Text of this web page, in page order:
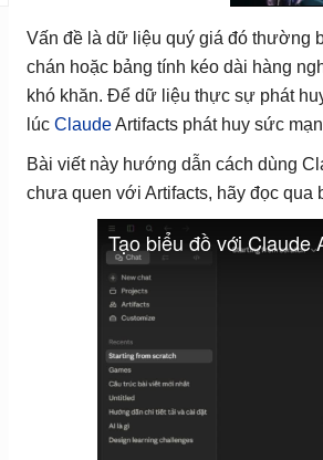
Vấn đề là dữ liệu quý giá đó thường
chán hoặc bảng tính kéo dài hàng
khó khăn. Để dữ liệu thực sự phát
lúc ClaudeArtifacts phát huy sức
Bài viết này hướng dẫn cách dùng
chưa quen với Artifacts, hãy đọc